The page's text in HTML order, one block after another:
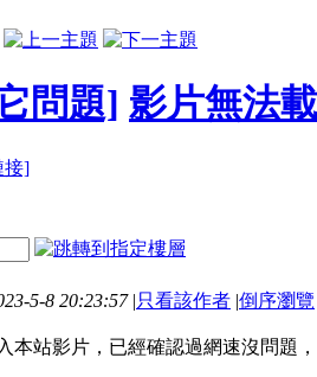
問題] 影片無法
接]
5-8 20:23:57 |只看該作者 |倒序瀏覽
本站影片，已經確認過網速沒問題